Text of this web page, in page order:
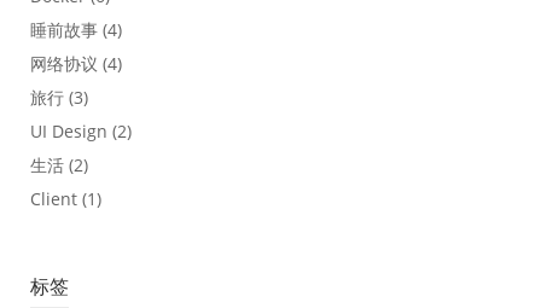
睡前故事 (4)
网络协议 (4)
旅行 (3)
UI Design (2)
生活 (2)
Client (1)
标签